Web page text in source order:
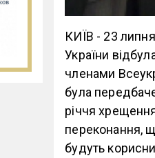
КИЇВ - 23
України
членами
була
річчя
переконання,
будуть